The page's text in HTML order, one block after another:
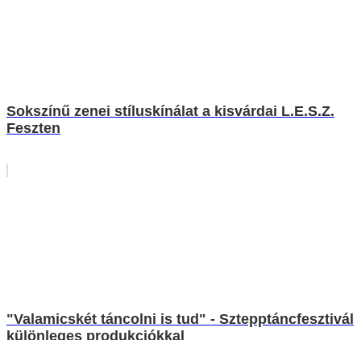
Sokszínű zenei stíluskínálat a kisvárdai L.E.S.Z.
Feszten
"Valamicskét táncolni is tud" - Sztepptáncfesztivál
különleges produkciókkal